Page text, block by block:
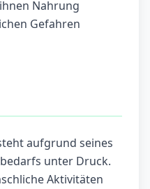
Nahrung
Gefahren
aufgrund seines
unter Druck.
Aktivitäten